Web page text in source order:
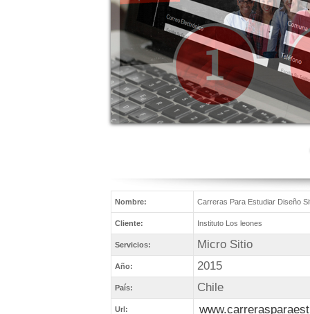
Nombre: Carreras Para Estudiar Diseño
Cliente: Instituto Los leones
Servicios: Micro Sitio
Año: 2015
País: Chile
Url: